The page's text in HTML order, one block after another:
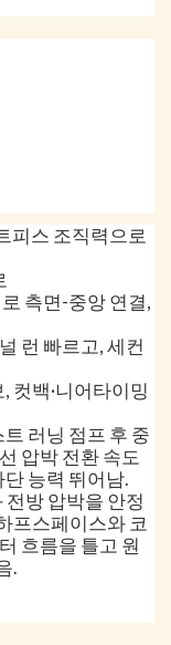
피스 조직력으로
측면-중앙 연결,
런 빠르고, 세컨
컷백·니어타이밍
러닝 점프 후 중
압박 전환 속도
능력 뛰어남.
전방 압박을 안정
프스페이스와 코
흐름을 틀고 원
.